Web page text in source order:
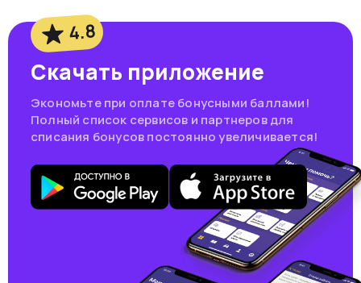
4.8
Скачать приложение
Экономьте при оплате бонусными баллами!
Полный список сервисов и партнеров для
списания бонусов постоянно увеличивается!